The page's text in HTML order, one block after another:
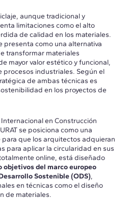
aunque tradicional y
limitaciones como el alto
de calidad en los materiales.
presenta como una alternativa
transformar materiales
mayor valor estético y funcional,
industriales. Según el
de ambas técnicas es
en los proyectos de
en Construcción
se posiciona como una
que los arquitectos adquieran
para aplicar la circularidad en sus
online, está diseñado
objetivos del marco europeo
Sostenible (ODS),
en técnicas como el diseño
de materiales.